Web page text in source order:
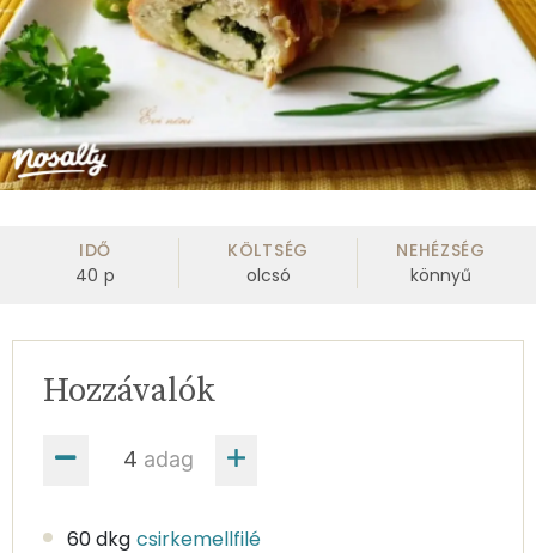
IDŐ
40 p
KÖLTSÉG
olcsó
NEHÉZSÉG
könnyű
adag
Hozzávalók
60 dkg csirkemellfilé